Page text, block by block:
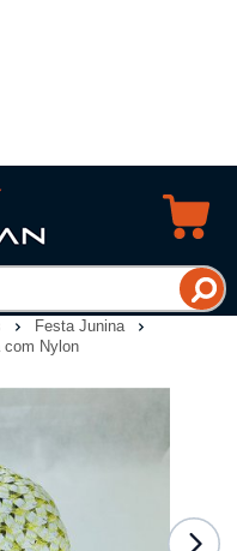
Festa Junina
com Nylon